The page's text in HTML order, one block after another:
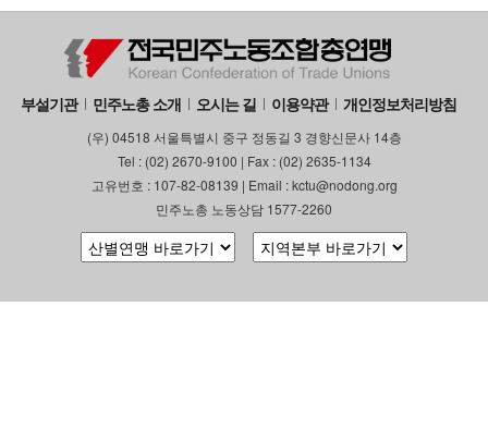
부설기관 민주노총 소개 오시는 길 이용약관 개인정보처리방침
(우) 04518 서울특별시 중구 정동길 3 경향신문사 14층
Tel : (02) 2670-9100 | Fax : (02) 2635-1134
고유번호 : 107-82-08139 | Email : kctu@nodong.org
민주노총 노동상담 1577-2260